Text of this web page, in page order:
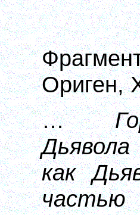
Ориген,
…
Дьявола
как
частью